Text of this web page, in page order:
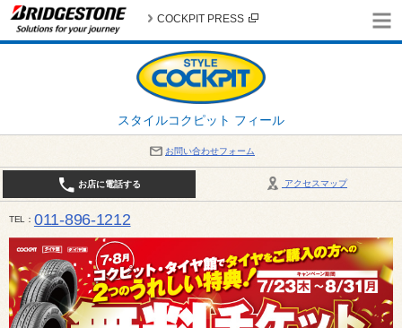
スタイルコクピット フィール
COCKPIT PRESS
お問い合わせフォーム
アクセスマップ
お店に電話する
TEL 011-896-1212
平日・日・祝日：作業受付10:00～17:30 、商談受付は10:00～18:00 まで 営業時間は10:00～
受け出来ない場合がございます。店舗までお問い合わせください。電話も込み合うことが予想さ
日：2026年8月の定休日 毎週 火曜日と水曜日 8月10日(月曜日) から 8月14日(金曜